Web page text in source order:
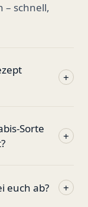
– schnell,
+
Sorte
+
euch ab? +